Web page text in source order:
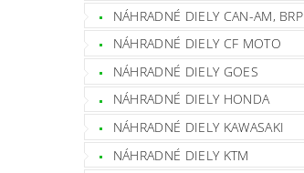
NÁHRADNÉ DIELY CAN-AM, BRP
NÁHRADNÉ DIELY CF MOTO
NÁHRADNÉ DIELY GOES
NÁHRADNÉ DIELY HONDA
NÁHRADNÉ DIELY KAWASAKI
NÁHRADNÉ DIELY KTM